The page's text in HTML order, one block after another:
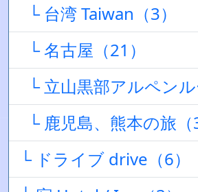
└ 台湾 Taiwan（3）
└ 名古屋（21）
└ 立山黒部アルペンル
└ 鹿児島、熊本の旅（
└ ドライブ drive（6）